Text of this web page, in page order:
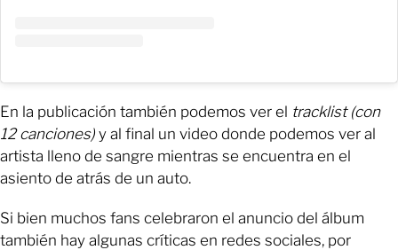
En la publicación también podemos ver el tracklist (con
12 canciones) y al final un video donde podemos ver al
artista lleno de sangre mientras se encuentra en el
asiento de atrás de un auto.
Si bien muchos fans celebraron el anuncio del álbum
también hay algunas críticas en redes sociales, por